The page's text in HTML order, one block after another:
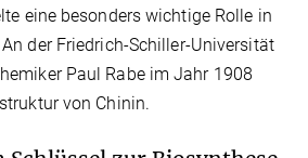
eine besonders wichtige Rolle in
der Friedrich-Schiller-Universität
Paul Rabe im Jahr 1908
von Chinin.